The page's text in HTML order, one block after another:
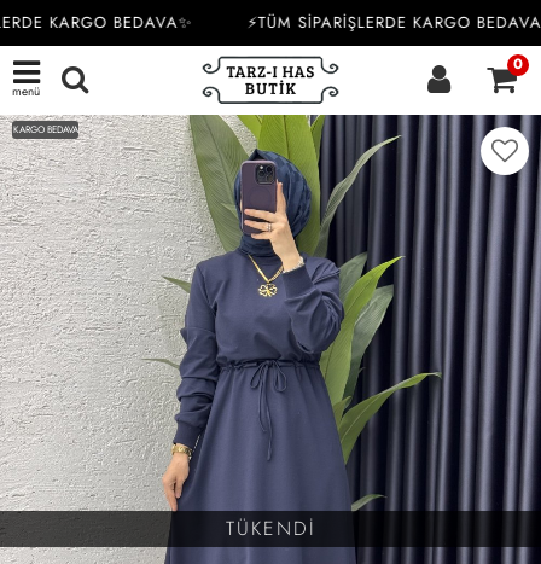
KARGO BEDAVA✨ ⚡TÜM SİPARİŞLERDE KARGO
menü
0
TÜKENDİ
KARGO BEDAVA